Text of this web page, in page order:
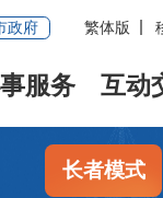
政府 繁体版
服务 互动
长者模式